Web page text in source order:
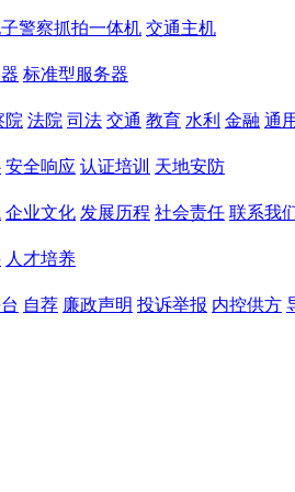
警察抓拍一体机 交通主机
标准型服务器
院 法院 司法 交通 教育 水利 金融 通用
安全响应 认证培训 天地安防
企业文化 发展历程 社会责任 联系我
人才培养
自荐 廉政声明 投诉举报 内控供方